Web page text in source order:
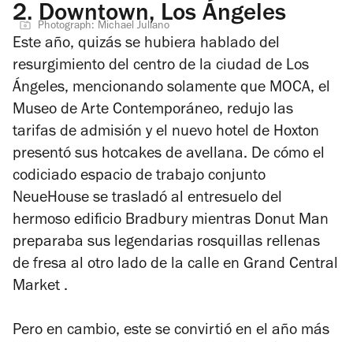
2. Downtown, Los Ángeles
Photograph: Michael Juliano
Este año, quizás se hubiera hablado del
resurgimiento del centro de la ciudad de Los
Ángeles, mencionando solamente que MOCA, el
Museo de Arte Contemporáneo, redujo las
tarifas de admisión y el nuevo hotel de Hoxton
presentó sus hotcakes de avellana. De cómo el
codiciado espacio de trabajo conjunto
NeueHouse se trasladó al entresuelo del
hermoso edificio Bradbury mientras Donut Man
preparaba sus legendarias rosquillas rellenas
de fresa al otro lado de la calle en Grand Central
Market .
Pero en cambio, este se convirtió en el año más